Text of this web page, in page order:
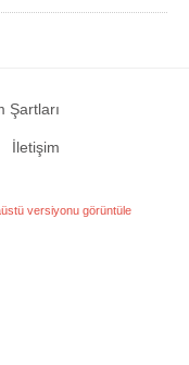
Şartları
İletişim
versiyonu görüntüle